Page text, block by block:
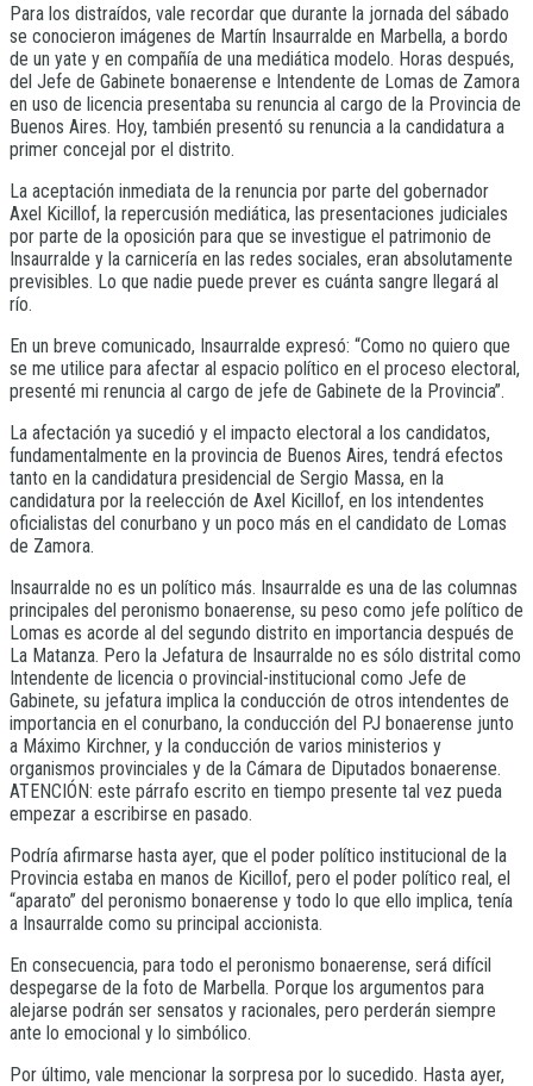
Para los distraídos, vale recordar que durante la jornada del sábado
se conocieron imágenes de Martín Insaurralde en Marbella, a bordo
de un yate y en compañía de una mediática modelo. Horas después,
del Jefe de Gabinete bonaerense e Intendente de Lomas de Zamora
en uso de licencia presentaba su renuncia al cargo de la Provincia de
Buenos Aires. Hoy, también presentó su renuncia a la candidatura a
primer concejal por el distrito.
La aceptación inmediata de la renuncia por parte del gobernador
Axel Kicillof, la repercusión mediática, las presentaciones judiciales
por parte de la oposición para que se investigue el patrimonio de
Insaurralde y la carnicería en las redes sociales, eran absolutamente
previsibles. Lo que nadie puede prever es cuánta sangre llegará al
río.
En un breve comunicado, Insaurralde expresó: “Como no quiero que
se me utilice para afectar al espacio político en el proceso electoral,
presenté mi renuncia al cargo de jefe de Gabinete de la Provincia”.
La afectación ya sucedió y el impacto electoral a los candidatos,
fundamentalmente en la provincia de Buenos Aires, tendrá efectos
tanto en la candidatura presidencial de Sergio Massa, en la
candidatura por la reelección de Axel Kicillof, en los intendentes
oficialistas del conurbano y un poco más en el candidato de Lomas
de Zamora.
Insaurralde no es un político más. Insaurralde es una de las columnas
principales del peronismo bonaerense, su peso como jefe político de
Lomas es acorde al del segundo distrito en importancia después de
La Matanza. Pero la Jefatura de Insaurralde no es sólo distrital como
Intendente de licencia o provincial-institucional como Jefe de
Gabinete, su jefatura implica la conducción de otros intendentes de
importancia en el conurbano, la conducción del PJ bonaerense junto
a Máximo Kirchner, y la conducción de varios ministerios y
organismos provinciales y de la Cámara de Diputados bonaerense.
ATENCIÓN: este párrafo escrito en tiempo presente tal vez pueda
empezar a escribirse en pasado.
Podría afirmarse hasta ayer, que el poder político institucional de la
Provincia estaba en manos de Kicillof, pero el poder político real, el
“aparato” del peronismo bonaerense y todo lo que ello implica, tenía
a Insaurralde como su principal accionista.
En consecuencia, para todo el peronismo bonaerense, será difícil
despegarse de la foto de Marbella. Porque los argumentos para
alejarse podrán ser sensatos y racionales, pero perderán siempre
ante lo emocional y lo simbólico.
Por último, vale mencionar la sorpresa por lo sucedido. Hasta ayer,